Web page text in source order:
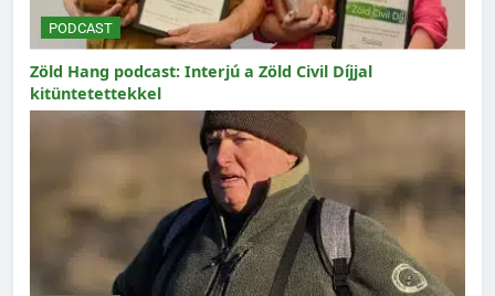
PODCAST
Zöld Hang podcast: Interjú a Zöld Civil Díjjal
kitüntetettekkel